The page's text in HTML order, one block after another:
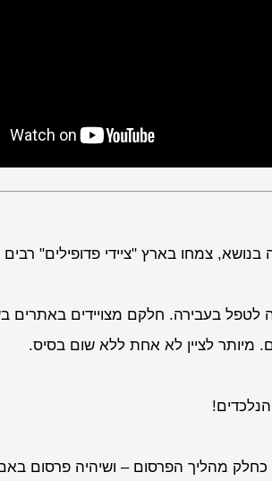
צמחו בארץ "ציידי פדופילים" רבים
לטפל בעבירה. חלקם מצויידים באתרים
לציין לא אחת ללא שום בסיס.
מהליך הפרסום – ושיהיה פרסום